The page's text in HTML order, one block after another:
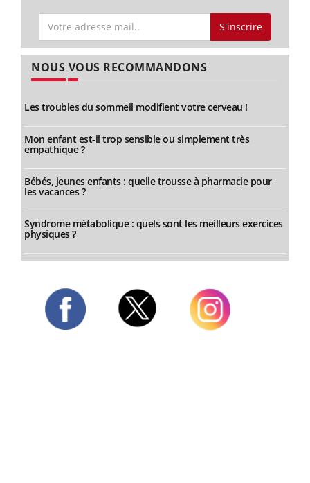
S'inscrire
NOUS VOUS RECOMMANDONS
Les troubles du sommeil modifient votre cerveau !
Mon enfant est-il trop sensible ou simplement très
empathique ?
Bébés, jeunes enfants : quelle trousse à pharmacie pour
les vacances ?
Syndrome métabolique : quels sont les meilleurs exercices
physiques ?